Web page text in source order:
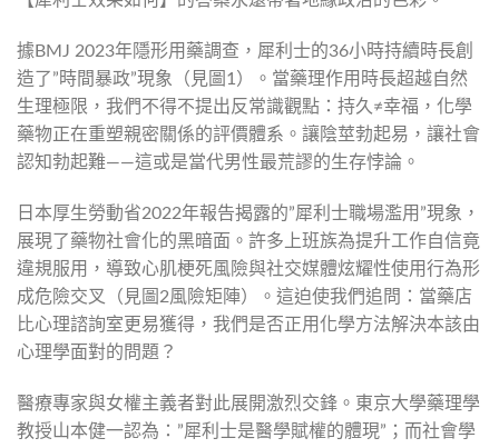
據BMJ 2023年隱形用藥調查，犀利士的36小時持續時長創
造了”時間暴政”現象（見圖1）。當藥理作用時長超越自然
生理極限，我們不得不提出反常識觀點：持久≠幸福，化學
藥物正在重塑親密關係的評價體系。讓陰莖勃起易，讓社會
認知勃起難——這或是當代男性最荒謬的生存悖論。
日本厚生勞動省2022年報告揭露的”犀利士職場濫用”現象，
展現了藥物社會化的黑暗面。許多上班族為提升工作自信竟
違規服用，導致心肌梗死風險與社交媒體炫耀性使用行為形
成危險交叉（見圖2風險矩陣）。這迫使我們追問：當藥店
比心理諮詢室更易獲得，我們是否正用化學方法解決本該由
心理學面對的問題？
醫療專家與女權主義者對此展開激烈交鋒。東京大學藥理學
教授山本健一認為：”犀利士是醫學賦權的體現”；而社會學